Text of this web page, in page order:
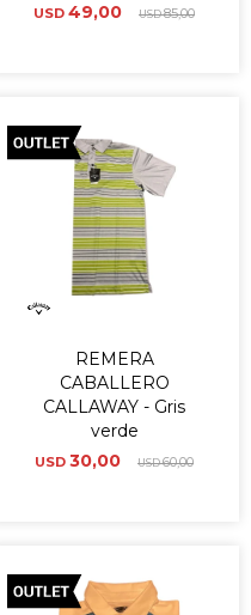
USD 49,00 USD85,00
REMERA
CABALLERO
CALLAWAY - Gris
verde
USD 30,00 USD60,00